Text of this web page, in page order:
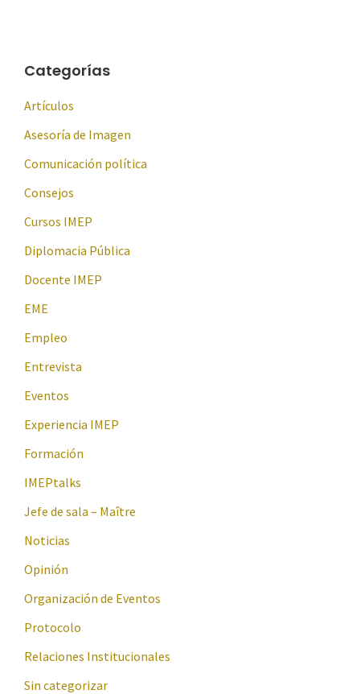
Categorías
Artículos
Asesoría de Imagen
Comunicación política
Consejos
Cursos IMEP
Diplomacia Pública
Docente IMEP
EME
Empleo
Entrevista
Eventos
Experiencia IMEP
Formación
IMEPtalks
Jefe de sala – Maître
Noticias
Opinión
Organización de Eventos
Protocolo
Relaciones Institucionales
Sin categorizar